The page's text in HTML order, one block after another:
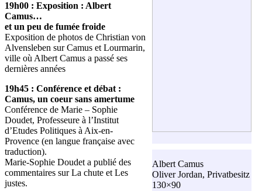
Albert Camus
Oliver Jordan, Privatbesitz
130×90
19h00 : Exposition : Albert
Camus…
et un peu de fumée froide
Exposition de photos de Christian von
Alvensleben sur Camus et Lourmarin,
ville où Albert Camus a passé ses
dernières années
19h45 : Conférence et débat :
Camus, un coeur sans amertume
Conférence de Marie – Sophie
Doudet, Professeure à l’Institut
d’Etudes Politiques à Aix-en-
Provence (en langue française avec
traduction).
Marie-Sophie Doudet a publié des
commentaires sur La chute et Les
justes.